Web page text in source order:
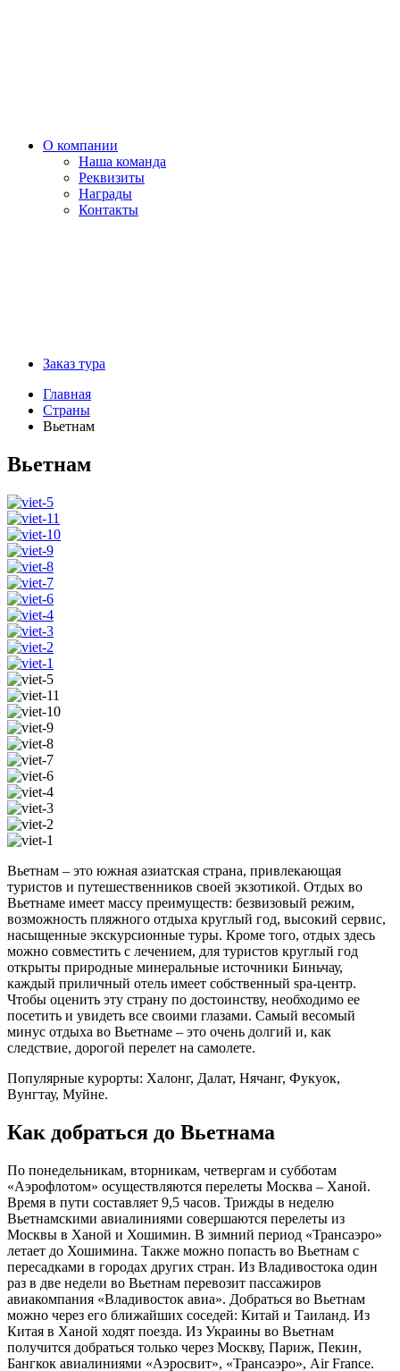
О компании
Наша команда
Реквизиты
Награды
Контакты
Заказ тура
Главная
Страны
Вьетнам
Вьетнам
Вьетнам – это южная азиатская страна, привлекающая
туристов и путешественников своей экзотикой. Отдых во
Вьетнаме имеет массу преимуществ: безвизовый режим,
возможность пляжного отдыха круглый год, высокий сервис,
насыщенные экскурсионные туры. Кроме того, отдых здесь
можно совместить с лечением, для туристов круглый год
открыты природные минеральные источники Биньчау,
каждый приличный отель имеет собственный spa-центр.
Чтобы оценить эту страну по достоинству, необходимо ее
посетить и увидеть все своими глазами. Самый весомый
минус отдыха во Вьетнаме – это очень долгий и, как
следствие, дорогой перелет на самолете.
Популярные курорты: Халонг, Далат, Нячанг, Фукуок,
Вунгтау, Муйне.
Как добраться до Вьетнама
По понедельникам, вторникам, четвергам и субботам
«Аэрофлотом» осуществляются перелеты Москва – Ханой.
Время в пути составляет 9,5 часов. Трижды в неделю
Вьетнамскими авиалиниями совершаются перелеты из
Москвы в Ханой и Хошимин. В зимний период «Трансаэро»
летает до Хошимина. Также можно попасть во Вьетнам с
пересадками в городах других стран. Из Владивостока один
раз в две недели во Вьетнам перевозит пассажиров
авиакомпания «Владивосток авиа». Добраться во Вьетнам
можно через его ближайших соседей: Китай и Таиланд. Из
Китая в Ханой ходят поезда. Из Украины во Вьетнам
получится добраться только через Москву, Париж, Пекин,
Бангкок авиалиниями «Аэросвит», «Трансаэро», Air France.